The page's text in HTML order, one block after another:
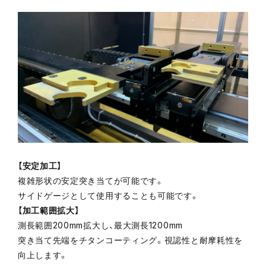
【安定加工】
複雑形状の安定突き当てが可能です。
サイドゲージとして使用することも可能です。
【加工範囲拡大】
測長範囲200mm拡大し、最大測長1200mm
突き当て先端をチタンコーティング。視認性と耐摩耗性を
向上します。